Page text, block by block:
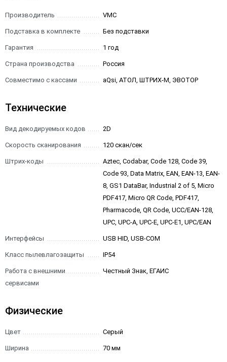
Производитель VMC
Подставка в комплекте Без подставки
Гарантия 1 год
Страна производства Россия
Совместимо с кассами aQsi, АТОЛ, ШТРИХ-М, ЭВОТОР
Технические
Вид декодируемых кодов 2D
Скорость сканирования 120 скан/сек
Штрих-коды
Aztec, Codabar, Code 128, Code 39,
Code 93, Data Matrix, EAN, EAN-13, EAN-
8, GS1 DataBar, Industrial 2 of 5, Micro
PDF417, Micro QR Code, PDF417,
Pharmacode, QR Code, UCC/EAN-128,
UPC, UPC-A, UPC-E, UPC-E1, UPC/EAN
Интерфейсы USB HID, USB-COM
Класс пылевлагозащиты IP54
Работа с внешними
сервисами
Честный Знак, ЕГАИС
Физические
Цвет Серый
Ширина 70 мм